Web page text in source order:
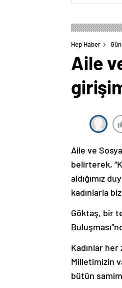
Hep Haber
Aile
Aile ve
belirterek,
aldığımız
kadınlarla
Göktaş, bir
Kadınlar
Milletimizin
bütün